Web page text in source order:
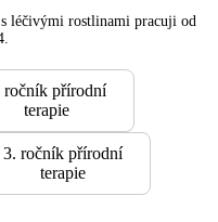
léčivými rostlinami pracuji od
ročník přírodní
terapie
3. ročník přírodní
terapie